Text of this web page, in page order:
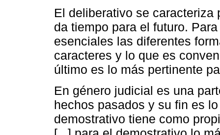
El deliberativo se
da tiempo para el futuro.
esenciales las diferentes
caracteres y lo que es
último es lo más pertinente
En género judicial es una
hechos pasados y su fin es
demostrativo tiene como